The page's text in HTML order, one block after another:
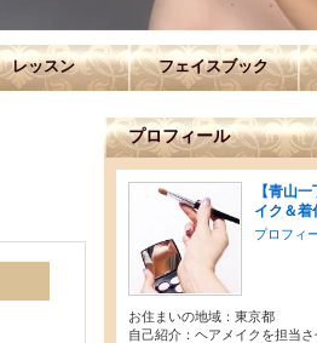
プロフィール
【青山
イク＆着
プロフィ
お住まいの地域： 東京都
自己紹介：ヘアメイクを担当さ
レッスン フェイスブック